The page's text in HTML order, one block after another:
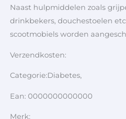
Naast hulpmiddelen zoals
drinkbekers, douchestoelen
scootmobiels worden
Verzendkosten:
Categorie:Diabetes,
Ean: 0000000000000
Merk: